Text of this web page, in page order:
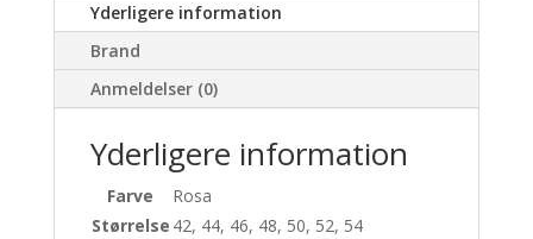
Yderligere information
Brand
Anmeldelser (0)
Yderligere information
Farve
Rosa
Størrelse 42, 44, 46, 48, 50, 52, 54